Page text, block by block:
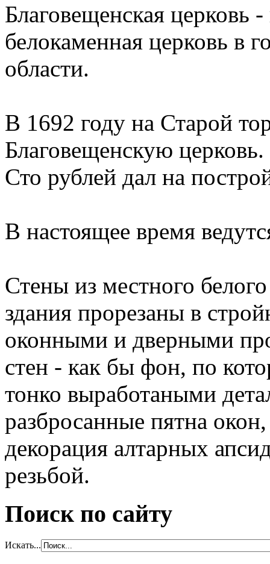
Благовещенская церковь
белокаменная церковь в
области.
В 1692 году на Старой
Благовещенскую
Сто рублей дал на
В настоящее время
Стены из местного
здания прорезаны в
оконными и дверными
стен - как бы фон, по
тонко выработаными
разбросанные пятна
декорация алтарных
резьбой.
Поиск по сайту
Искать...